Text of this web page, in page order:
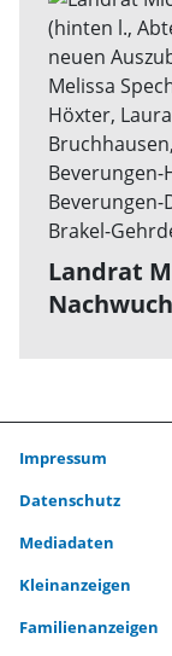
Landrat
Impressum
Datenschutz
Mediadaten
Kleinanzeigen
Familienanzeigen